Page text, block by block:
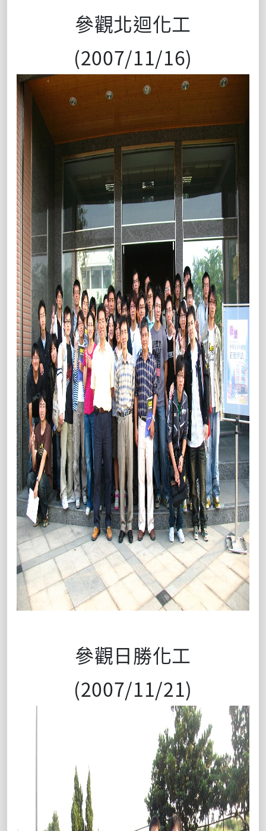
參觀北迴化工
(2007/11/16)
參觀日勝化工
(2007/11/21)